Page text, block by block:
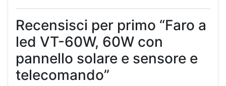
Recensisci per primo “Faro a
led VT-60W, 60W con
pannello solare e sensore e
telecomando”